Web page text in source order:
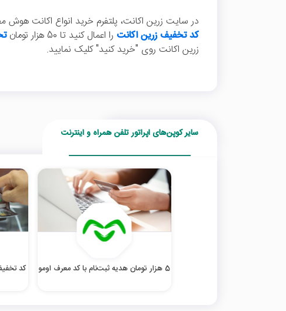
در سایت زرین اکانت، پلتفرم خرید انواع اکانت هوش
کد تخفیف زرین اکانت را اعمال کنید تا 50 هزار تومان
زرین اکانت روی "خرید کنید" کلیک نمایید.
سایر کوپن‌های اپراتور تلفن همراه و اینترنت
5 هزار تومان هدیه ثبت‌نام با کد معرف اومو کد تخفیف 9 درصدی بیمه شخص